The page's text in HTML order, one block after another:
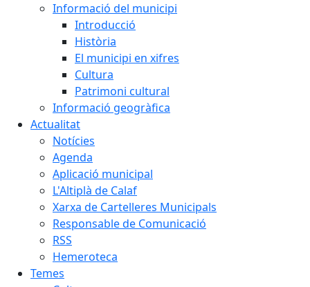
Informació del municipi
Introducció
Història
El municipi en xifres
Cultura
Patrimoni cultural
Informació geogràfica
Actualitat
Notícies
Agenda
Aplicació municipal
L'Altiplà de Calaf
Xarxa de Cartelleres Municipals
Responsable de Comunicació
RSS
Hemeroteca
Temes